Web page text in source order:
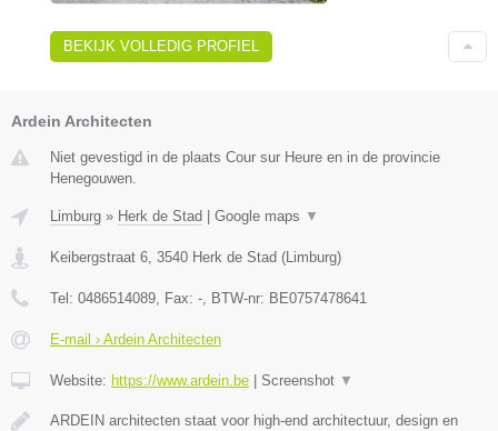
BEKIJK VOLLEDIG PROFIEL
Ardein Architecten
Niet gevestigd in de plaats Cour sur Heure en in de provincie
Henegouwen.
Limburg » Herk de Stad | Google maps ▼
Keibergstraat 6 3540 Herk de Stad (Limburg)
Tel: 0486514089 , Fax: - , BTW-nr: BE0757478641
E-mail › Ardein Architecten
Website: https://www.ardein.be | Screenshot ▼
ARDEIN architecten staat voor high-end architectuur, design en